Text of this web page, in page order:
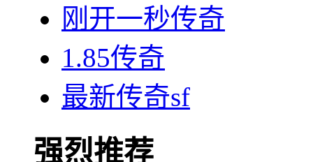
刚开一秒传奇
1.85传奇
最新传奇sf
强烈推荐